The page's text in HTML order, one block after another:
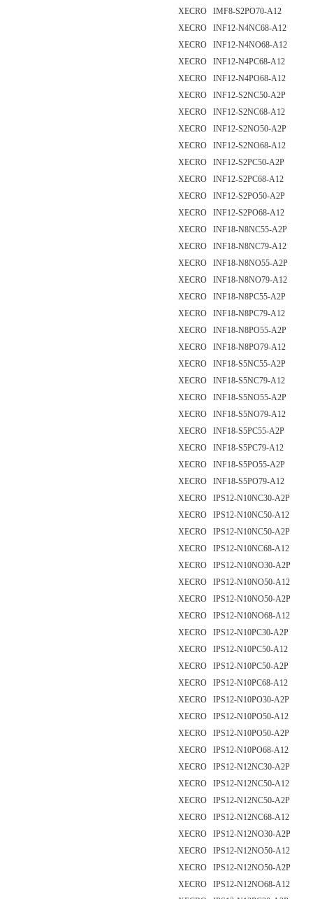
XECRO IMF8-S2PO70-A12
XECRO INF12-N4NC68-A12
XECRO INF12-N4NO68-A12
XECRO INF12-N4PC68-A12
XECRO INF12-N4PO68-A12
XECRO INF12-S2NC50-A2P
XECRO INF12-S2NC68-A12
XECRO INF12-S2NO50-A2P
XECRO INF12-S2NO68-A12
XECRO INF12-S2PC50-A2P
XECRO INF12-S2PC68-A12
XECRO INF12-S2PO50-A2P
XECRO INF12-S2PO68-A12
XECRO INF18-N8NC55-A2P
XECRO INF18-N8NC79-A12
XECRO INF18-N8NO55-A2P
XECRO INF18-N8NO79-A12
XECRO INF18-N8PC55-A2P
XECRO INF18-N8PC79-A12
XECRO INF18-N8PO55-A2P
XECRO INF18-N8PO79-A12
XECRO INF18-S5NC55-A2P
XECRO INF18-S5NC79-A12
XECRO INF18-S5NO55-A2P
XECRO INF18-S5NO79-A12
XECRO INF18-S5PC55-A2P
XECRO INF18-S5PC79-A12
XECRO INF18-S5PO55-A2P
XECRO INF18-S5PO79-A12
XECRO IPS12-N10NC30-A2P
XECRO IPS12-N10NC50-A12
XECRO IPS12-N10NC50-A2P
XECRO IPS12-N10NC68-A12
XECRO IPS12-N10NO30-A2P
XECRO IPS12-N10NO50-A12
XECRO IPS12-N10NO50-A2P
XECRO IPS12-N10NO68-A12
XECRO IPS12-N10PC30-A2P
XECRO IPS12-N10PC50-A12
XECRO IPS12-N10PC50-A2P
XECRO IPS12-N10PC68-A12
XECRO IPS12-N10PO30-A2P
XECRO IPS12-N10PO50-A12
XECRO IPS12-N10PO50-A2P
XECRO IPS12-N10PO68-A12
XECRO IPS12-N12NC30-A2P
XECRO IPS12-N12NC50-A12
XECRO IPS12-N12NC50-A2P
XECRO IPS12-N12NC68-A12
XECRO IPS12-N12NO30-A2P
XECRO IPS12-N12NO50-A12
XECRO IPS12-N12NO50-A2P
XECRO IPS12-N12NO68-A12